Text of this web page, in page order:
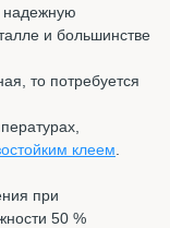
надежную
и большинстве
то потребуется
клеем
при
50 %